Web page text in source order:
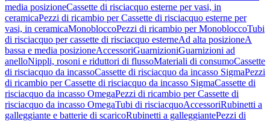
media posizioneCassette di risciacquo esterne per vasi, in
ceramicaPezzi di ricambio per Cassette di risciacquo esterne per
vasi, in ceramicaMonobloccoPezzi di ricambio per MonobloccoTubi
di risciacquo per cassette di risciacquo esterneAd alta posizioneA
bassa e media posizioneAccessoriGuarnizioniGuarnizioni ad
anelloNippli, rosoni e riduttori di flussoMateriali di consumoCassette
di risciacquo da incassoCassette di risciacquo da incasso SigmaPezzi
di ricambio per Cassette di risciacquo da incasso SigmaCassette di
risciacquo da incasso OmegaPezzi di ricambio per Cassette di
risciacquo da incasso OmegaTubi di risciacquoAccessoriRubinetti a
galleggiante e batterie di scaricoRubinetti a galleggiantePezzi di